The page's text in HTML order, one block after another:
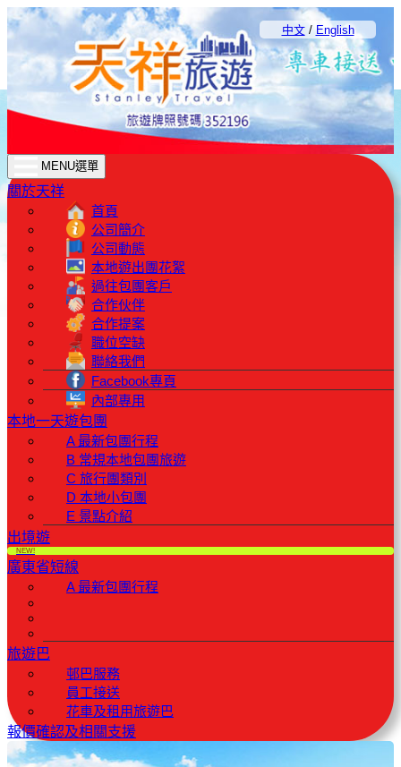
中文/ English
MENU選單
關於天祥
首頁
公司簡介
公司動態
本地遊出團花絮
過往包團客戶
合作伙伴
合作提案
職位空缺
聯絡我們
Facebook專頁
內部專用
本地一天遊包團
A 最新包團行程
B 常規本地包團旅遊
C 旅行團類別
D 本地小包團
E 景點介紹
出境遊
NEW!
廣東省短線
A 最新包團行程
旅遊巴
邨巴服務
員工接送
花車及租用旅遊巴
報價確認及相關支援